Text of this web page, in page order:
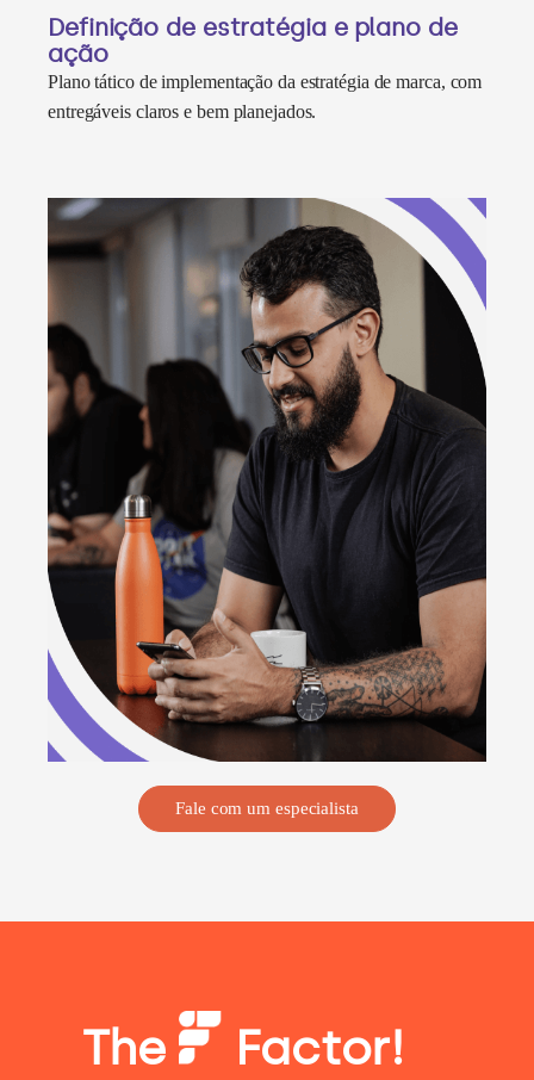
Definição de estratégia e plano de
ação
Plano tático de implementação da estratégia de marca, com
entregáveis claros e bem planejados.
Fale com um especialista
The Factor!